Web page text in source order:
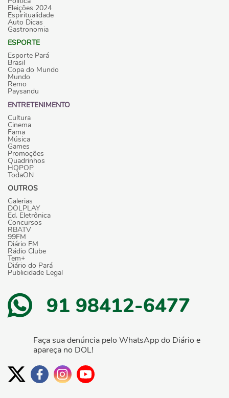
Eleições 2024
Espiritualidade
Auto Dicas
Gastronomia
ESPORTE
Esporte Pará
Brasil
Copa do Mundo
Mundo
Remo
Paysandu
ENTRETENIMENTO
Cultura
Cinema
Fama
Música
Games
Promoções
Quadrinhos
HQPOP
TodaON
OUTROS
Galerias
DOLPLAY
Ed. Eletrônica
Concursos
RBATV
99FM
Diário FM
Rádio Clube
Tem+
Diário do Pará
Publicidade Legal
91 98412-6477
Faça sua denúncia pelo WhatsApp do Diário e
apareça no DOL!